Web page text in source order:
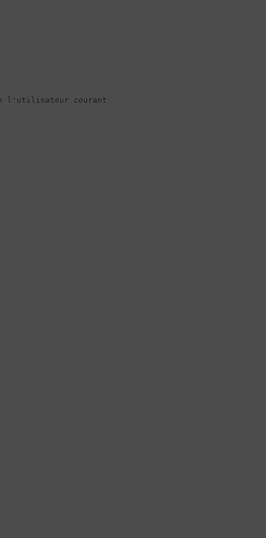
l'utilisateur courant